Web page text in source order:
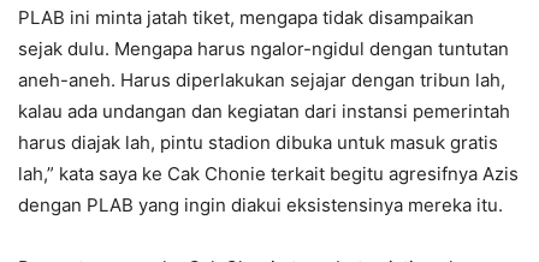
PLAB ini minta jatah tiket, mengapa tidak disampaikan
sejak dulu. Mengapa harus ngalor-ngidul dengan tuntutan
aneh-aneh. Harus diperlakukan sejajar dengan tribun lah,
kalau ada undangan dan kegiatan dari instansi pemerintah
harus diajak lah, pintu stadion dibuka untuk masuk gratis
lah,” kata saya ke Cak Chonie terkait begitu agresifnya Azis
dengan PLAB yang ingin diakui eksistensinya mereka itu.